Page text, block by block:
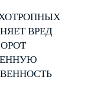
ВРЕД